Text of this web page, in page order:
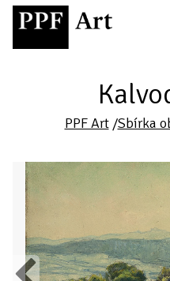
PPF Art/Sbírka
Previous